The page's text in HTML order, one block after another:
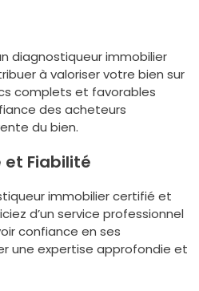
diagnostiqueur immobilier
à valoriser votre bien sur
complets et favorables
des acheteurs
du bien.
et Fiabilité
immobilier certifié et
d’un service professionnel
confiance en ses
une expertise approfondie et